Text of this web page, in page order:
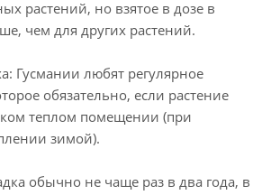
растений, но взятое в дозе в
чем для других растений.
Гусмании любят регулярное
обязательно, если растение
теплом помещении (при
зимой).
обычно не чаще раз в два года, в